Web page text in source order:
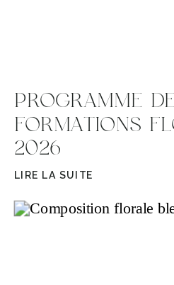
LIRE LA SUITE
PROGRAMME
FORMATIONS
2026